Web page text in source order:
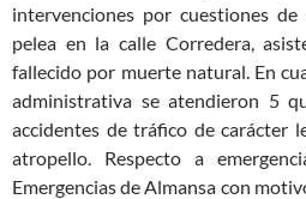
intervenciones por cuestiones de
pelea en la calle Corredera,
fallecido por muerte natural. En
administrativa se atendieron 5
accidentes de tráfico de carácter
atropello. Respecto a
Emergencias de Almansa con